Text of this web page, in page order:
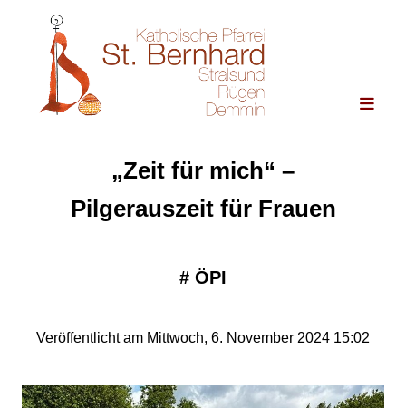
„Zeit für mich“ –
Pilgerauszeit für Frauen
# ÖPI
Veröffentlicht am Mittwoch, 6. November 2024 15:02